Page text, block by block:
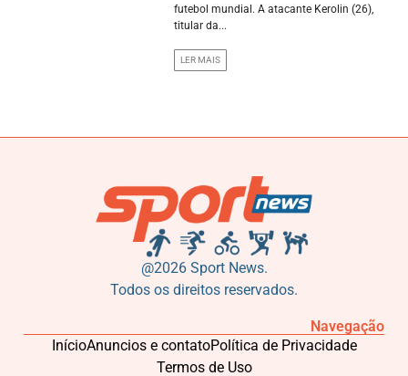
futebol mundial. A atacante Kerolin (26),
titular da...
LER MAIS
@2026 Sport News.
Todos os direitos reservados.
Navegação
InícioAnuncios e contatoPolítica de Privacidade
Termos de Uso